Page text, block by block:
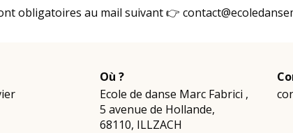
obligatoires au mail suivant 👉
Où ?
Ecole de danse Marc Fabrici ,
5 avenue de Hollande,
68110, ILLZACH